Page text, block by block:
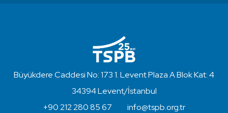
Büyükdere Caddesi No: 173 1. Levent Plaza A Blok Kat: 4
34394 Levent/İstanbul
+90 212 280 85 67
info@tspb.org.tr